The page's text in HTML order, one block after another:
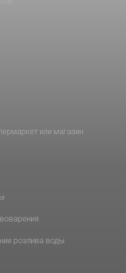
или магазин
розлива воды